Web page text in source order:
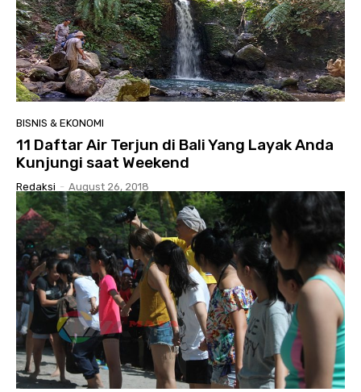
BISNIS & EKONOMI
11 Daftar Air Terjun di Bali Yang Layak Anda
Kunjungi saat Weekend
Redaksi - August 26, 2018